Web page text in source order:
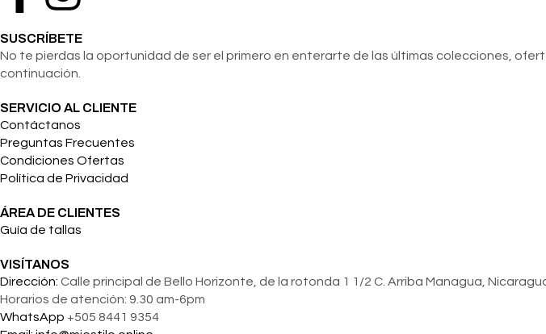
SUSCRÍBETE
No te pierdas la oportunidad de ser el primero en enterarte de las últimas colecciones,
continuación.
SERVICIO AL CLIENTE
Contáctanos
Preguntas Frecuentes
Condiciones Ofertas
Política de Privacidad
ÁREA DE CLIENTES
Guía de tallas
VISÍTANOS
Dirección: Calle principal de Bello Horizonte, de la rotonda 1 1/2 C. Arriba Managua,
Horarios de atención: 9.30 am-6pm
WhatsApp +505 8441 9354